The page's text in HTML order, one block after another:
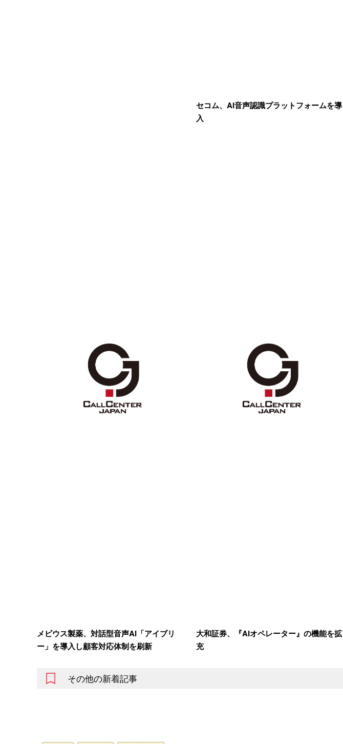
セコム、AI音声認識プラットフォームを導
入
メビウス製薬、対話型音声AI「アイブリ
ー」を導入し顧客対応体制を刷新
大和証券、『AIオペレーター』の機能を拡
充
その他の新着記事